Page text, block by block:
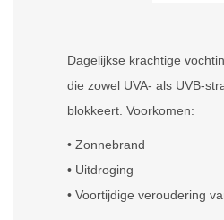
Dagelijkse krachtige
die zowel UVA- als UVB-
blokkeert. Voorkomen:
• Zonnebrand
• Uitdroging
• Voortijdige veroudering